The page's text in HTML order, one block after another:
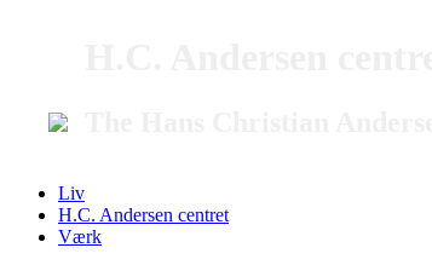
Liv
H.C. Andersen centret
Værk